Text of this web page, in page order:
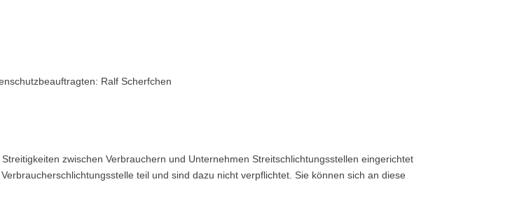
Ralf Scherfchen
zwischen Verbrauchern und Unternehmen Streitschlichtungsstellen eingerichtet
teil und sind dazu nicht verpflichtet. Sie können sich an diese